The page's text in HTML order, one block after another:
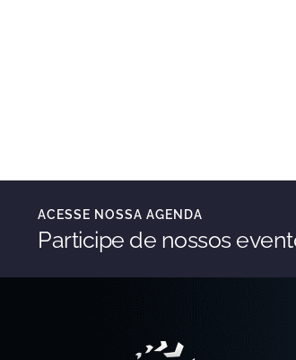
ACESSE NOSSA AGENDA
Participe de nossos